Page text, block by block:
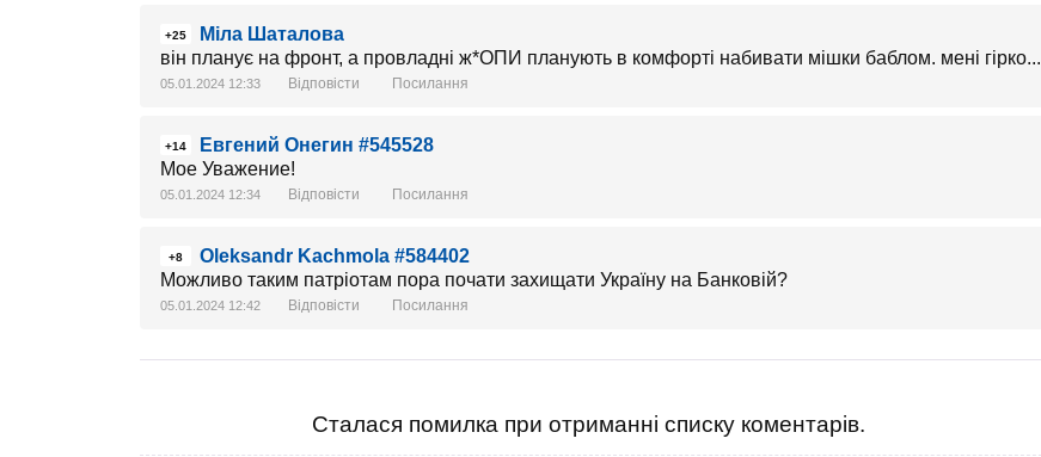
+25
Міла Шаталова
він планує на фронт, а провладні ж*ОПИ планують в комфорті набивати мішки баблом. мені гірко...
05.01.2024 12:33 Відповісти Посилання
+14
Евгений Онегин #545528
Мое Уважение!
05.01.2024 12:34 Відповісти Посилання
+8
Oleksandr Kachmola #584402
Можливо таким патріотам пора почати захищати Україну на Банковій?
05.01.2024 12:42 Відповісти Посилання
Сталася помилка при отриманні списку коментарів.